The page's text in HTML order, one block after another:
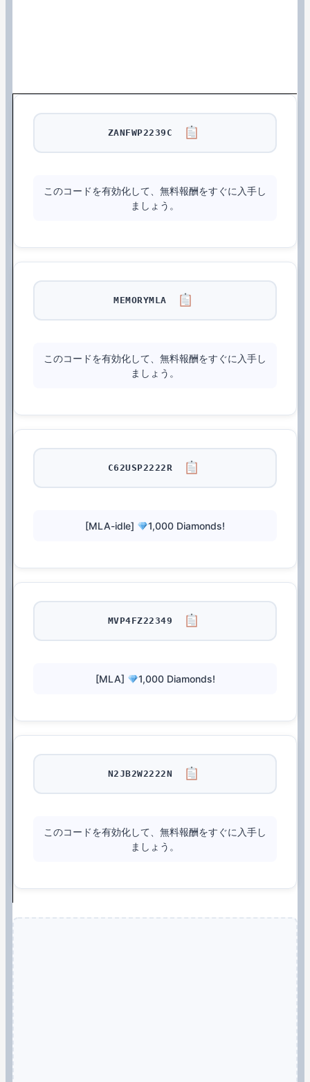
ZANFWP2239C
このコードを有効化して、無料報酬をすぐに入手し
ましょう。
MEMORYMLA
このコードを有効化して、無料報酬をすぐに入手し
ましょう。
C62USP2222R
[MLA-idle] 1,000 Diamonds!
MVP4FZ22349
[MLA] 1,000 Diamonds!
N2JB2W2222N
このコードを有効化して、無料報酬をすぐに入手し
ましょう。